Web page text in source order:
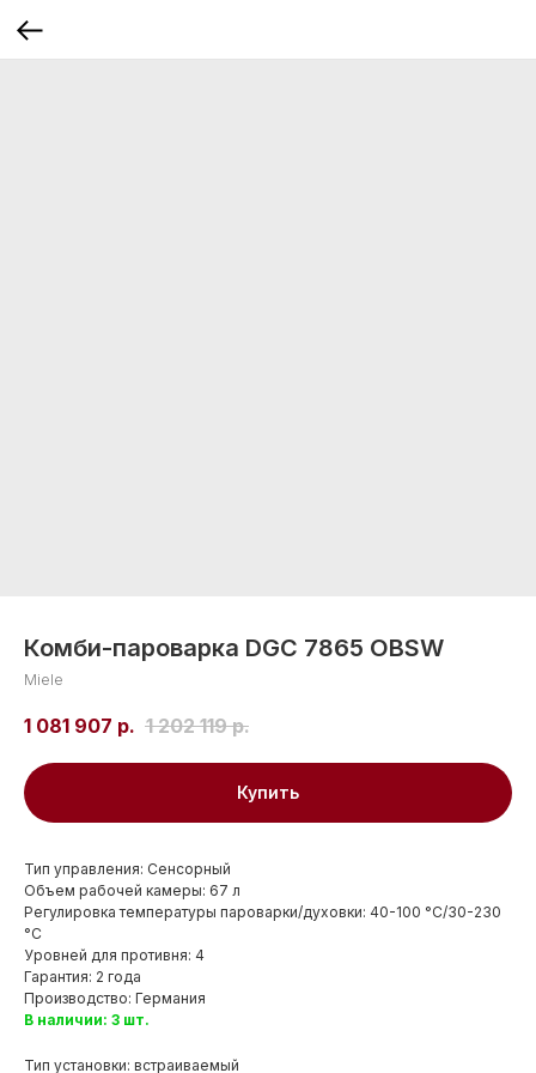
Комби-пароварка DGC 7865 OBSW
Miele
1 081 907 р. 1 202 119 р.
Купить
Тип управления: Сенсорный
Объем рабочей камеры: 67 л
Регулировка температуры пароварки/духовки: 40-100 °С/30-230
°С
Уровней для противня: 4
Гарантия: 2 года
Производство: Германия
В наличии: 3 шт.
Тип установки: встраиваемый